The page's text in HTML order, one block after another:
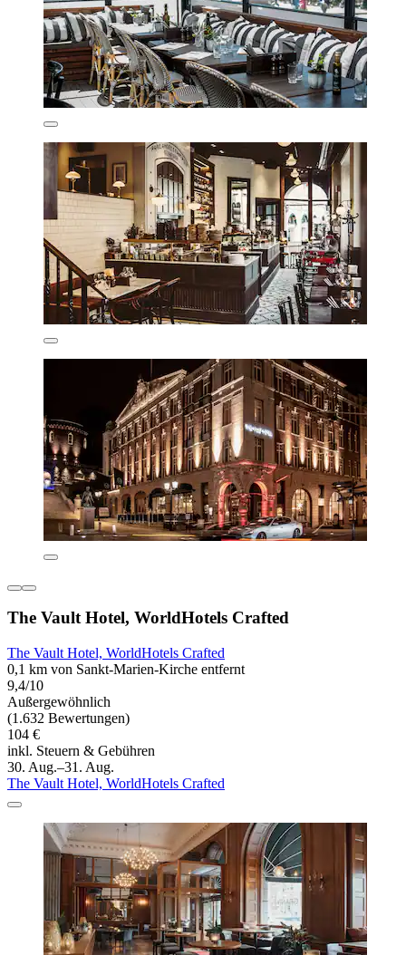
The Vault Hotel, WorldHotels Crafted
The Vault Hotel, WorldHotels Crafted
0,1 km von Sankt-Marien-Kirche entfernt
9,4/10
Außergewöhnlich
(1.632 Bewertungen)
104 €
inkl. Steuern & Gebühren
30. Aug.–31. Aug.
The Vault Hotel, WorldHotels Crafted